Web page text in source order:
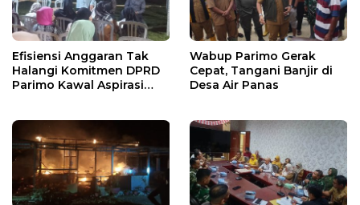
Efisiensi Anggaran Tak
Halangi Komitmen DPRD
Parimo Kawal Aspirasi
Wabup Parimo Gerak
Cepat, Tangani Banjir di
Desa Air Panas